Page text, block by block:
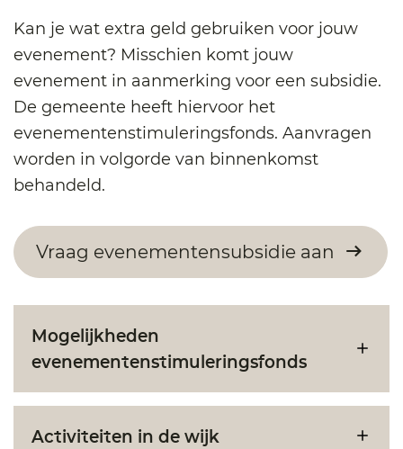
Kan je wat extra geld gebruiken voor jouw
evenement? Misschien komt jouw
evenement in aanmerking voor een subsidie.
De gemeente heeft hiervoor het
evenementenstimuleringsfonds. Aanvragen
worden in volgorde van binnenkomst
behandeld.
Vraag evenementensubsidie aan
Mogelijkheden
evenementenstimuleringsfonds
Activiteiten in de wijk